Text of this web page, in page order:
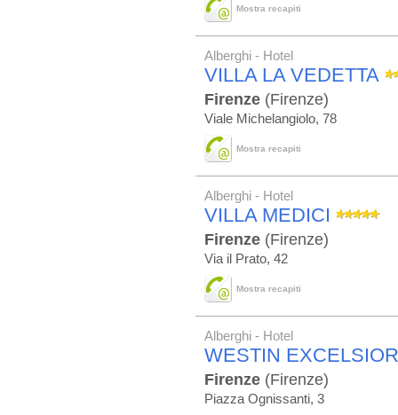
Mostra recapiti
Alberghi - Hotel
VILLA LA VEDETTA
Firenze (Firenze)
Viale Michelangiolo, 78
Mostra recapiti
Alberghi - Hotel
VILLA MEDICI
Firenze (Firenze)
Via il Prato, 42
Mostra recapiti
Alberghi - Hotel
WESTIN EXCELSIOR
Firenze (Firenze)
Piazza Ognissanti, 3